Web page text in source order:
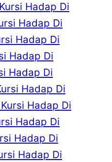
Hadap Di
Hadap Di
Hadap Di
Hadap Di
Hadap Di
Hadap Di
Hadap Di
Hadap Di
Hadap Di
Hadap Di